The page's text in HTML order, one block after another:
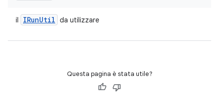
il IRunUtil da utilizzare
Questa pagina è stata utile?